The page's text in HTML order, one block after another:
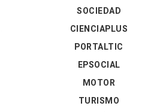
SOCIEDAD
CIENCIAPLUS
PORTALTIC
EPSOCIAL
MOTOR
TURISMO